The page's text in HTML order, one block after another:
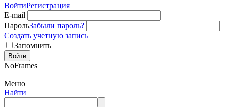
ВойтиРегистрация
E-mail
ПарольЗабыли пароль?
Создать учетную запись
Запомнить
Войти
NoFrames
Меню
Найти